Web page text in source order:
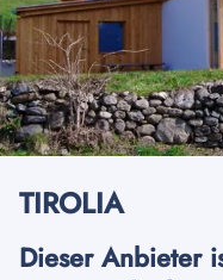
TIROLIA
Dieser Anbieter